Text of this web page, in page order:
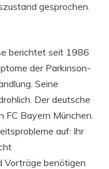
gesprochen.
berichtet seit 1986
der Parkinson-
Seine
Der deutsche
FC Bayern München.
auf: Ihr
Vorträge benötigen